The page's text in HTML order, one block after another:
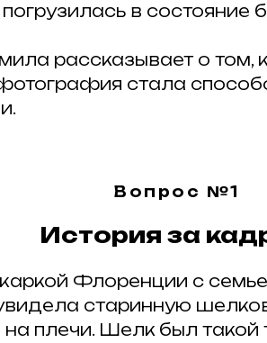
погрузилась в состояние
рассказывает о том,
стала
Вопрос №1
История за
Флоренции с
старинную
плечи. Шелк был такой